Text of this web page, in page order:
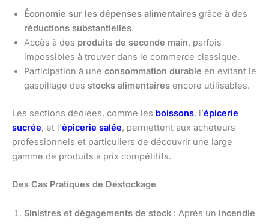
Économie sur les dépenses alimentaires grâce à des
réductions substantielles.
Accès à des produits de seconde main, parfois
impossibles à trouver dans le commerce classique.
Participation à une consommation durable en évitant le
gaspillage des stocks alimentaires encore utilisables.
Les sections dédiées, comme les boissons, l’épicerie
sucrée, et l’épicerie salée, permettent aux acheteurs
professionnels et particuliers de découvrir une large
gamme de produits à prix compétitifs.
Des Cas Pratiques de Déstockage
Sinistres et dégagements de stock : Après un incendie